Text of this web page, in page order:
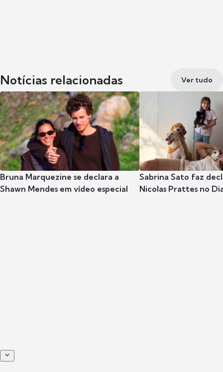
Notícias relacionadas Ver tudo
Bruna Marquezine se declara a
Shawn Mendes em vídeo especial
Sabrina Sato faz
Nicolas Prattes no